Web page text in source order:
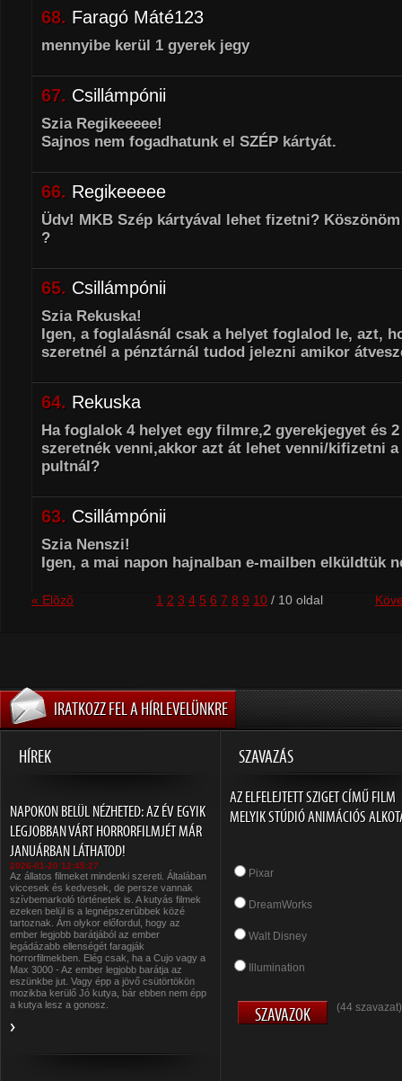
68. Faragó Máté123
mennyibe kerül 1 gyerek jegy
67. Csillámpónii
Szia Regikeeeee!
Sajnos nem fogadhatunk el SZÉP kártyát.
66. Regikeeeee
Üdv! MKB Szép kártyával lehet fizetni?
?
65. Csillámpónii
Szia Rekuska!
Igen, a foglalásnál csak a helyet foglalod le, azt,
szeretnél a pénztárnál tudod jelezni amikor
64. Rekuska
Ha foglalok 4 helyet egy filmre,2 gyerekjegyet és
szeretnék venni,akkor azt át lehet venni/kifizetni
pultnál?
63. Csillámpónii
Szia Nenszi!
Igen, a mai napon hajnalban e-mailben elküldtük
« Elõzõ 1 2 3 4 5 6 7 8 9 10 / 10 oldal
IRATKOZZ FEL A HÍRLEVELÜNKRE
HÍREK SZAVAZÁS
NAPOKON BELÜL NÉZHETED: AZ ÉV EGYIK
LEGJOBBAN VÁRT HORRORFILMJÉT MÁR
JANUÁRBAN LÁTHATOD!
2026-01-20 12:45:27
Az állatos filmeket mindenki szereti. Általában
viccesek és kedvesek, de persze vannak
szívbemarkoló történetek is. A kutyás filmek
ezeken belül is a legnépszerűbbek közé
tartoznak. Ám olykor előfordul, hogy az
ember legjobb barátjából az ember
legádázabb ellenségét faragják
horrorfilmekben. Elég csak, ha a Cujo vagy a
Max 3000 - Az ember legjobb barátja az
eszünkbe jut. Vagy épp a jövő csütörtökön
mozikba kerülő Jó kutya, bár ebben nem épp
a kutya lesz a gonosz.
AZ ELFELEJTETT SZIGET CÍMŰ FILM
MELYIK STÚDIÓ ANIMÁCIÓS
Pixar
DreamWorks
Walt Disney
Illumination
(44 szavazat)